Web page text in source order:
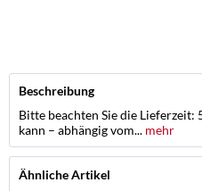
Beschreibung
Bitte beachten Sie die Lieferzeit:
kann – abhängig vom... mehr
Ähnliche Artikel